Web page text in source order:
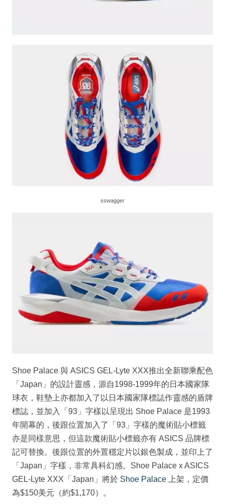
sswagger
Shoe Palace 與 ASICS GEL-Lyte XXX推出全新聯乘配色
「Japan」的設計靈感，源自1998-1999年的日本國家隊
球衣，鞋墊上亦都加入了以日本國家隊標誌作靈感的盾牌
標誌，並加入「93」字樣以呈現出 Shoe Palace 是1993
年開幕的，後跟位置加入了「93」字樣的魔術貼小標籤
亦是同樣意思，但這款魔術貼小標籤亦有 ASICS 品牌標
記可替換。後跟位置的外置穩定片以銀色製成，並印上了
「Japan」字樣，非常具科幻感。Shoe Palace x ASICS
GEL-Lyte XXX「Japan」將於 Shoe Palace 上架，定價
為$150美元（約$1,170）。